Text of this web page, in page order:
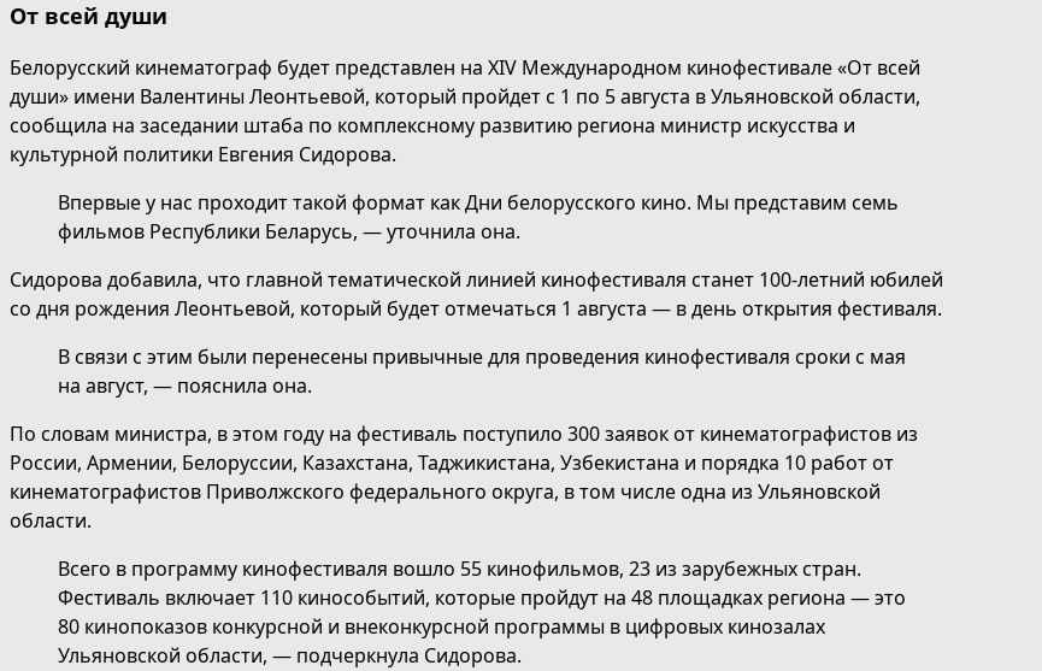
От всей души
Белорусский кинематограф будет представлен на XIV Международном кинофестивале «От всей
души» имени Валентины Леонтьевой, который пройдет с 1 по 5 августа в Ульяновской области,
сообщила на заседании штаба по комплексному развитию региона министр искусства и
культурной политики Евгения Сидорова.
Впервые у нас проходит такой формат как Дни белорусского кино. Мы представим семь
фильмов Республики Беларусь, — уточнила она.
Сидорова добавила, что главной тематической линией кинофестиваля станет 100-летний юбилей
со дня рождения Леонтьевой, который будет отмечаться 1 августа — в день открытия фестиваля.
В связи с этим были перенесены привычные для проведения кинофестиваля сроки с мая
на август, — пояснила она.
По словам министра, в этом году на фестиваль поступило 300 заявок от кинематографистов из
России, Армении, Белоруссии, Казахстана, Таджикистана, Узбекистана и порядка 10 работ от
кинематографистов Приволжского федерального округа, в том числе одна из Ульяновской
области.
Всего в программу кинофестиваля вошло 55 кинофильмов, 23 из зарубежных стран.
Фестиваль включает 110 кинособытий, которые пройдут на 48 площадках региона — это
80 кинопоказов конкурсной и внеконкурсной программы в цифровых кинозалах
Ульяновской области, — подчеркнула Сидорова.